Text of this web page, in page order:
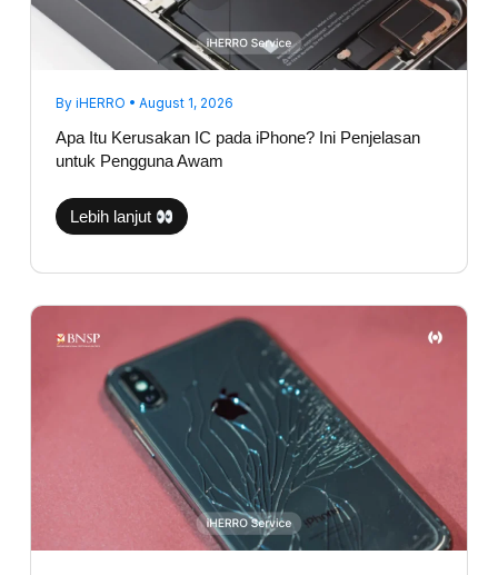
By iHERRO • August 1, 2026
Apa Itu Kerusakan IC pada iPhone? Ini Penjelasan
untuk Pengguna Awam
Lebih lanjut
Pecah,
Apakah
Aman
Dibiarkan?